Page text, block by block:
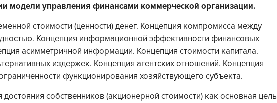
модели управления финансами коммерческой организации.
стоимости (ценности) денег. Концепция компромисса между
Концепция информационной эффективности финансовых
асимметричной информации. Концепция стоимости капитала.
издержек. Концепция агентских отношений. Концепция
функционирования хозяйствующего субъекта.
собственников (акционерной стоимости) как основная цель